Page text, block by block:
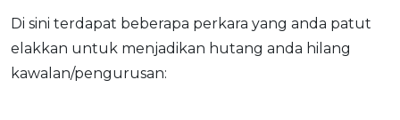
Di sini terdapat beberapa perkara yang anda patut
elakkan untuk menjadikan hutang anda hilang
kawalan/pengurusan: